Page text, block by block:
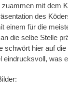
mit dem
des
einem für die
die selbe Stelle
hier auf
was